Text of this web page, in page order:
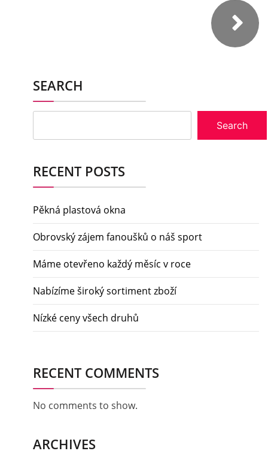
SEARCH
Search
RECENT POSTS
Pěkná plastová okna
Obrovský zájem fanoušků o náš sport
Máme otevřeno každý měsíc v roce
Nabízíme široký sortiment zboží
Nízké ceny všech druhů
RECENT COMMENTS
No comments to show.
ARCHIVES